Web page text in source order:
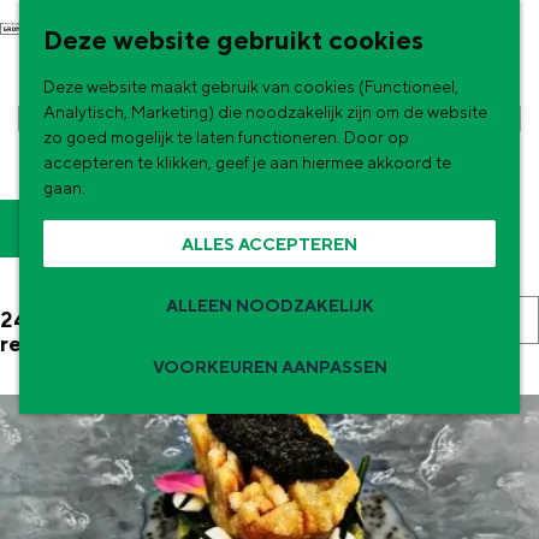
Deze website gebruikt cookies
Deze website maakt gebruik van cookies (Functioneel,
Analytisch, Marketing) die noodzakelijk zijn om de website
zo goed mogelijk te laten functioneren. Door op
accepteren te klikken, geef je aan hiermee akkoord te
gaan.
ALLES ACCEPTEREN
ALLEEN NOODZAKELIJK
VOORKEUREN AANPASSEN
G
h
m
e
p
a
Uitagenda
Nieuwe winkels & horeca in de stad
Zomervakantie tips
De zomervakantie is begonnen! Dit zijn
de leukste uitjes voor kinderen in Stad en
Ommeland voor deze zomervakantie.
RESTAURANTS EN CAFÉS IN
GRONINGEN
a
t
z
o
e
k
o
t
e
r
o
p
241 t/m 264 van 331
resultaten
S
o
r
t